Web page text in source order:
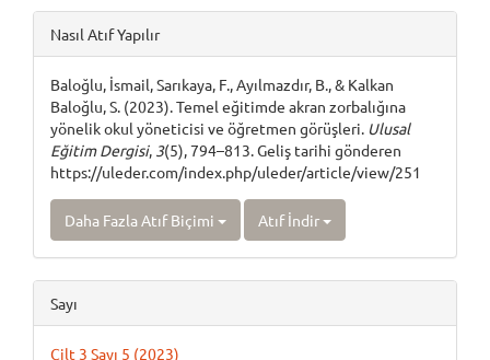
Article
Details
Nasıl Atıf Yapılır
Baloğlu, İsmail, Sarıkaya, F., Ayılmazdır, B., & Kalkan
Baloğlu, S. (2023). Temel eğitimde akran zorbalığına
yönelik okul yöneticisi ve öğretmen görüşleri. Ulusal
Eğitim Dergisi, 3(5), 794–813. Geliş tarihi gönderen
https://uleder.com/index.php/uleder/article/view/251
Daha Fazla Atıf Biçimi Atıf İndir
Sayı
Cilt 3 Sayı 5 (2023)